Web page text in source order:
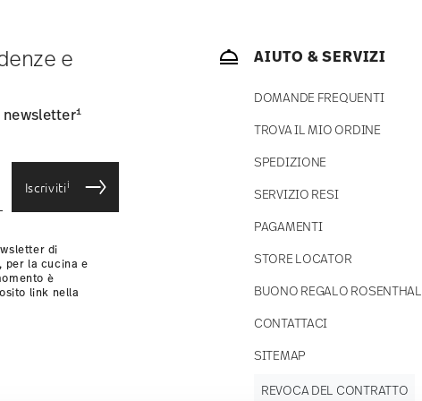
(consegna standard) in Italia.
non appena il vostro pacco verrà spedito.
.
e
newsletter1
Iscrivitii
di
per la cucina e
è
link nella
AIUTO & SERVIZI
DOMANDE FREQUENTI
TROVA IL MIO ORDINE
SPEDIZIONE
SERVIZIO RESI
PAGAMENTI
STORE LOCATOR
BUONO REGALO ROSENTHAL
CONTATTACI
SITEMAP
REVOCA DEL CONTRATTO